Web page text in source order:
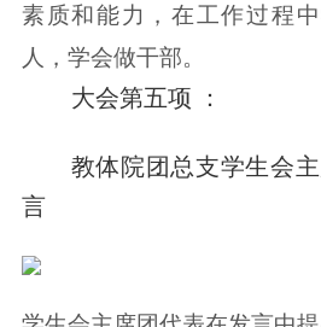
素质和能力，在工作过程
人，学会做干部。
大会第五项 ：
教体院团总支学生会
言